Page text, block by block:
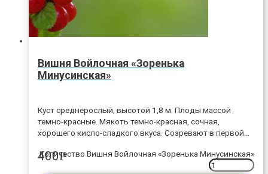
Вишня Войлочная «Зоренька
Минусинская»
Куст среднерослый, высотой 1,8 м. Плоды массой
темно-красные. Мякоть темно-красная, сочная,
хорошего кисло-сладкого вкуса. Созревают в первой
400Р
Количество Вишня Войлочная «Зоренька Минусинская»